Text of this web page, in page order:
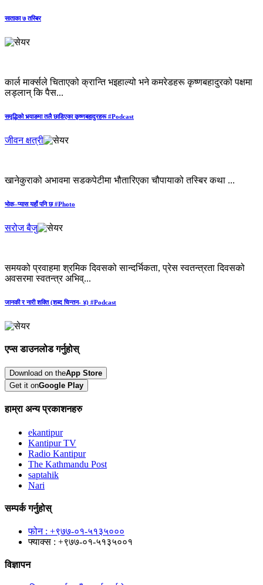
साताका ७ तस्बिर
कार्ल मार्क्सले चिताएको क्रान्ति भइहाल्यो भने कमरेडहरू कृष्णबहादुरको पक्षमा
लड्लान् कि पैस...
समृद्धिको भर्‍याङमा तलै छाडिएका कृष्णबहादुरहरू #Podcast
जीवन क्षत्री
खानेकुराको अभावमा सडकपेटीमा भौतारिएका चौपायाको तस्बिर कथा ...
भोक–प्यास यहाँ पनि छ #Photo
सरोज बैजु
समयको प्रवाहमा श्रमिक दिवसको सान्दर्भिकता, प्रेस स्वतन्त्रता दिवसको
अवसरमा स्वतन्त्र अभिव्...
जानकी र नारी शक्ति (शब्द चिन्तन- ४) #Podcast
एप्स डाउनलोड गर्नुहोस्
Download on theApp Store
Get it onGoogle Play
हाम्रा अन्य प्रकाशनहरु
ekantipur
Kantipur TV
Radio Kantipur
The Kathmandu Post
saptahik
Nari
सम्पर्क गर्नुहोस्
फोन : +९७७-०१-५१३५०००
फ्याक्स : +९७७-०१-५१३५००१
विज्ञापन